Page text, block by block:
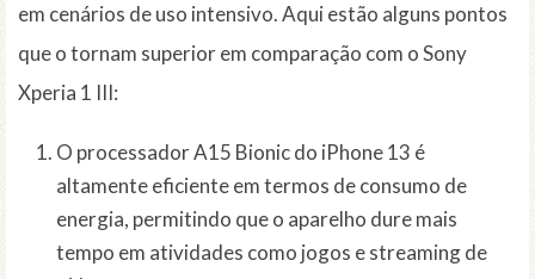
em cenários de uso intensivo. Aqui estão alguns pontos
que o tornam superior em comparação com o Sony
Xperia 1 III:
O processador A15 Bionic do iPhone 13 é
altamente eficiente em termos de consumo de
energia, permitindo que o aparelho dure mais
tempo em atividades como jogos e streaming de